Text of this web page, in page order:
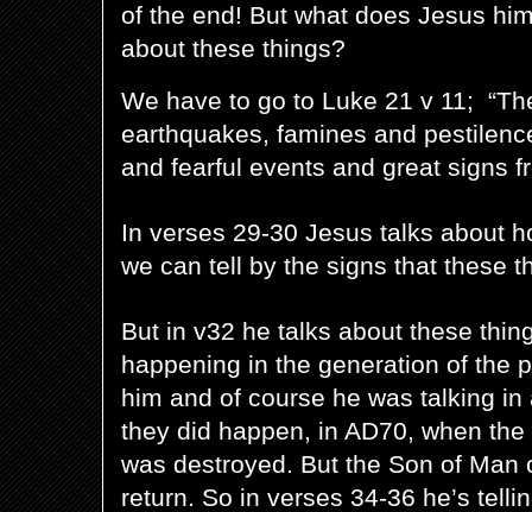
of the end! But what does Jesus
about these things?
We have to go to Luke 21 v 11;
earthquakes, famines and
and fearful events and great signs
In verses 29-30 Jesus talks about
we can tell by the signs that these
But in v32 he talks about these
happening in the generation of the
him and of course he was talking in
they did happen, in AD70, when
was destroyed. But the Son of Man
return. So in verses 34-36 he’s